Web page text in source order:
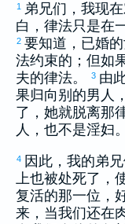
1 弟兄们，我现
白，律法只是在
2 要知道，已婚
法约束的；但如
夫的律法。
3 由
果归向别的男人
了，她就脱离那
人，也不是淫妇。
4 因此，我的弟
上也被处死了，
复活的那一位，
来，当我们还在